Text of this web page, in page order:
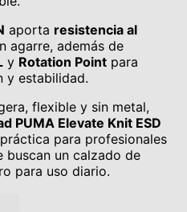
aporta resistencia al
agarre, además de
y Rotation Point para
y estabilidad.
flexible y sin metal,
PUMA Elevate Knit ESD
para profesionales
buscan un calzado de
para uso diario.